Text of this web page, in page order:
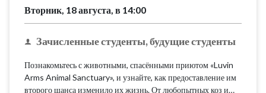
Вторник, 18 августа, в 14:00
Зачисленные студенты, будущие студенты
Познакомьтесь с животными, спасёнными приютом «Luvin
Arms Animal Sanctuary», и узнайте, как предоставление им
второго шанса изменило их жизнь. От любопытных коз и